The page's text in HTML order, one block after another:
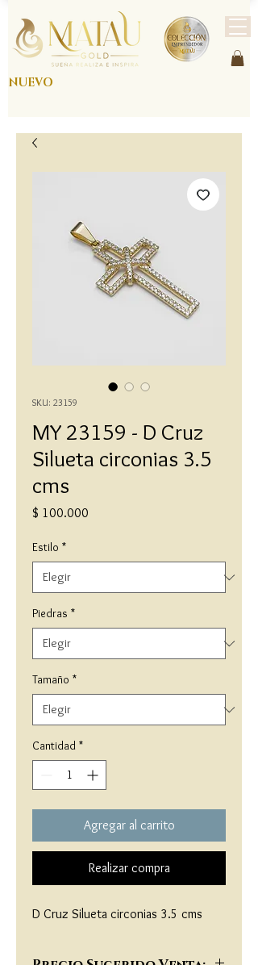
NUEVO
SKU: 23159
MY 23159 - D Cruz
Silueta circonias 3.5
cms
$ 100.000
Estilo *
Piedras *
Tamaño *
Cantidad *
Agregar al carrito
Realizar compra
D Cruz Silueta circonias 3.5 cms